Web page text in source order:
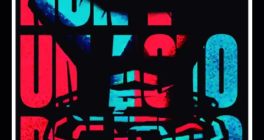
O CHOW DO FLOW
COLECTIVO DO FLOW
+ INFO / + ENTRADAS